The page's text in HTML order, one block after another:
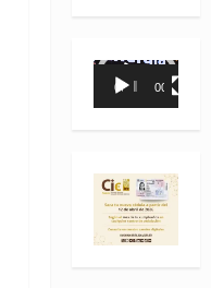
Reproductor
00:00 00:35